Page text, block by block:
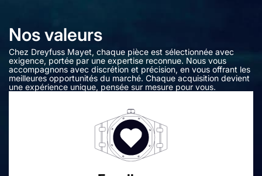
Nos valeurs
Chez Dreyfuss Mayet, chaque pièce est sélectionnée avec
exigence, portée par une expertise reconnue. Nous vous
accompagnons avec discrétion et précision, en vous offrant les
meilleures opportunités du marché. Chaque acquisition devient
une expérience unique, pensée sur mesure pour vous.